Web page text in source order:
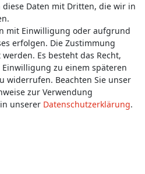
einen Rückruf?
uns:
diese Daten mit Dritten, die wir in
mit Einwilligung oder aufgrund
erfolgen. Die Zustimmung
Es besteht das Recht,
zu einem späteren
widerrufen. Beachten Sie unser
zur Verwendung
unserer Daten­schutz­erklärung.